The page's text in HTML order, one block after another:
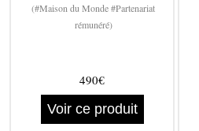
(#Maison du Monde #Partenariat
rémunéré)
490€
Voir ce produit